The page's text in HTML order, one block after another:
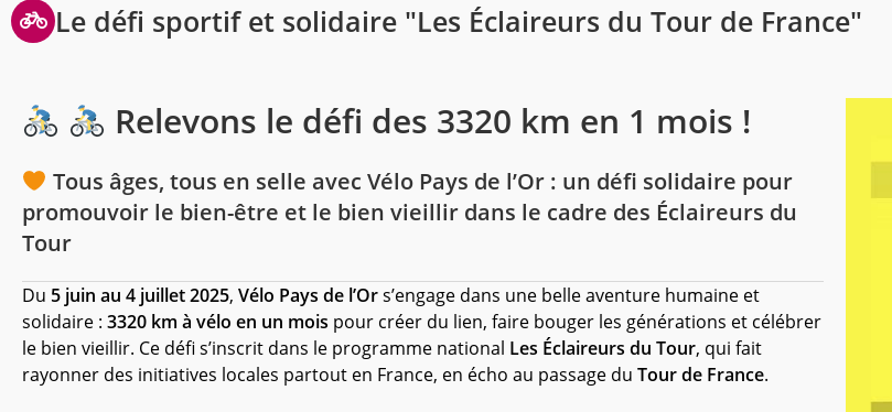
Le défi sportif et solidaire "Les Éclaireurs du Tour de France"
Relevons le défi des 3320 km en 1 mois !
Tous âges, tous en selle avec Vélo Pays de l’Or : un défi solidaire pour
promouvoir le bien-être et le bien vieillir dans le cadre des Éclaireurs du
Tour
Du 5 juin au 4 juillet 2025, Vélo Pays de l’Ors’engage dans une belle aventure humaine et
solidaire : 3320 km à vélo en un mois pour créer du lien, faire bouger les générations et célébrer
le bien vieillir. Ce défi s’inscrit dans le programme national Les Éclaireurs du Tour, qui fait
rayonner des initiatives locales partout en France, en écho au passage du Tour de France.